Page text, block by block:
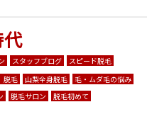
スタッフブログ
スピード脱毛
毛 山梨全身脱毛
毛・ムダ毛の悩み
脱毛サロン 脱毛初めて